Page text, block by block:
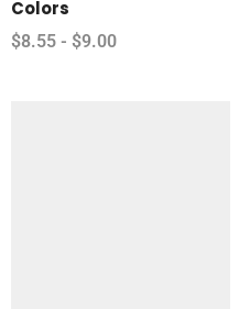
Colors
$8.55 - $9.00